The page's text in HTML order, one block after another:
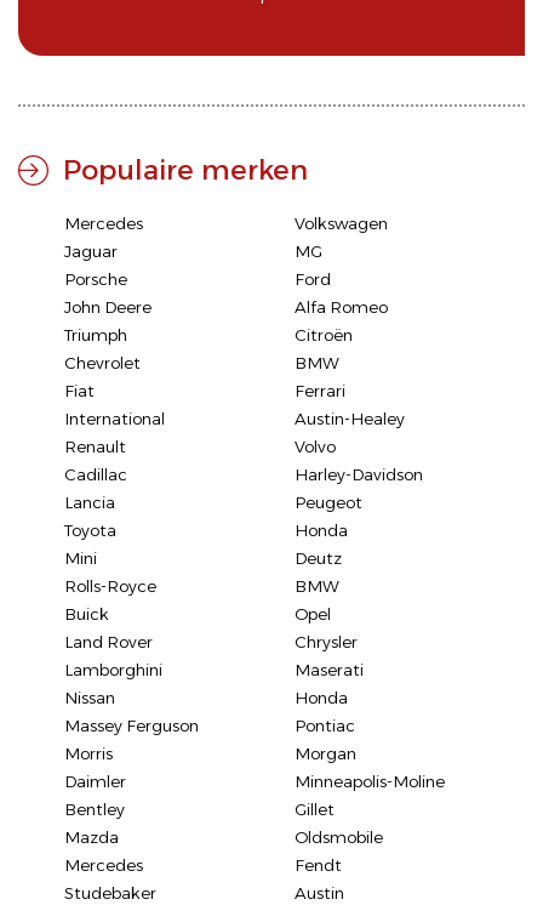
Populaire merken
Mercedes
Volkswagen
Jaguar
MG
Porsche
Ford
John Deere
Alfa Romeo
Triumph
Citroën
Chevrolet
BMW
Fiat
Ferrari
International
Austin-Healey
Renault
Volvo
Cadillac
Harley-Davidson
Lancia
Peugeot
Toyota
Honda
Mini
Deutz
Rolls-Royce
BMW
Buick
Opel
Land Rover
Chrysler
Lamborghini
Maserati
Nissan
Honda
Massey Ferguson
Pontiac
Morris
Morgan
Daimler
Minneapolis-Moline
Bentley
Gillet
Mazda
Oldsmobile
Mercedes
Fendt
Studebaker
Austin